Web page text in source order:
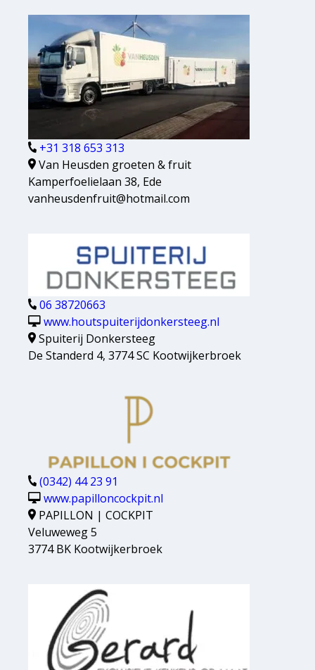
+31 318 653 313
Van Heusden groeten & fruit
Kamperfoelielaan 38, Ede
vanheusdenfruit@hotmail.com
06 38720663
www.houtspuiterijdonkersteeg.nl
Spuiterij Donkersteeg
De Standerd 4, 3774 SC Kootwijkerbroek
(0342) 44 23 91
www.papilloncockpit.nl
PAPILLON | COCKPIT
Veluweweg 5
3774 BK Kootwijkerbroek